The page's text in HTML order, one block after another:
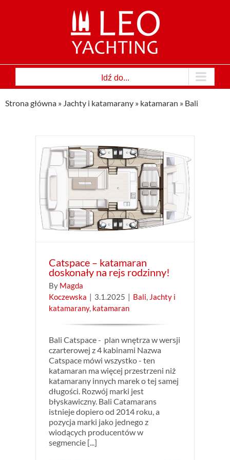
Idź do...
Strona główna » Jachty i katamarany » katamaran » Bali
Catspace – katamaran
doskonały na rejs rodzinny!
By Magda
Koczewska | 3.1.2025 | Bali Jachty i
katamarany, katamaran
Bali Catspace - plan wnętrza w wersji
czarterowej z 4 kabinami Nazwa
Catspace mówi wszystko - ten
katamaran ma więcej przestrzeni niż
katamarany innych marek o tej samej
długości. Rozwój marki jest
błyskawiczny. Bali Catamarans
istnieje dopiero od 2014 roku, a
pozycja marki jako jednego z
wiodących producentów w
segmencie [...]